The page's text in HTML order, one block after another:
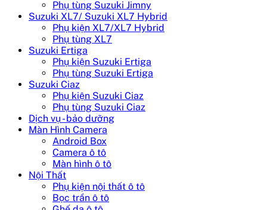
Phụ tùng Suzuki Jimny
Suzuki XL7/ Suzuki XL7 Hybrid
Phụ kiện XL7/XL7 Hybrid
Phụ tùng XL7
Suzuki Ertiga
Phụ kiện Suzuki Ertiga
Phụ tùng Suzuki Ertiga
Suzuki Ciaz
Phụ kiện Suzuki Ciaz
Phụ tùng Suzuki Ciaz
Dịch vụ - bảo dưỡng
Màn Hình Camera
Android Box
Camera ô tô
Màn hình ô tô
Nội Thất
Phụ kiện nội thất ô tô
Bọc trần ô tô